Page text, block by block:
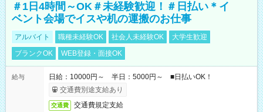
＃1日4時間～OK＃未経験歓迎！＃日払い＊イ
ベント会場でイスや机の運搬のお仕事
アルバイト 職種未経験OK 社会人未経験OK
大学生歓迎
ブランクOK
WEB登録・面接OK
給与
日給：10000円～ 半日：5000円～ ■日払いOK！
交通費別途支給あり
交通費 交通費規定支給